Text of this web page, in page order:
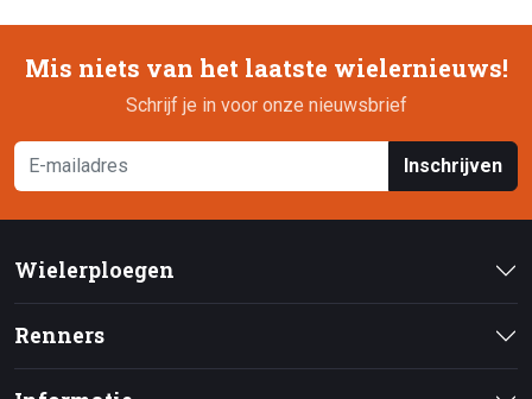
Mis niets van het laatste wielernieuws!
Schrijf je in voor onze nieuwsbrief
Inschrijven
Wielerploegen
Renners